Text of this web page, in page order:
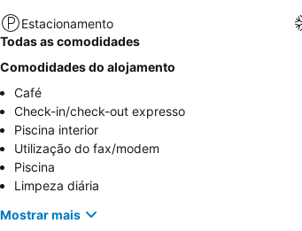
Estacionamento
Todas as comodidades
Comodidades do alojamento
Café
Check-in/check-out expresso
Piscina interior
Utilização do fax/modem
Piscina
Limpeza diária
Mostrar mais